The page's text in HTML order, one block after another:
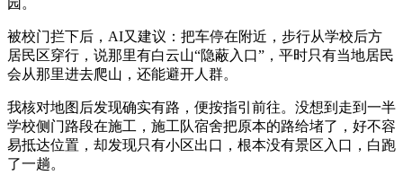
园。
被校门拦下后，AI又建议：把车停在附近，步行从学校后方
居民区穿行，说那里有白云山“隐蔽入口”，平时只有当地居民
会从那里进去爬山，还能避开人群。
我核对地图后发现确实有路，便按指引前往。没想到走到一半
学校侧门路段在施工，施工队宿舍把原本的路给堵了，好不容
易抵达位置，却发现只有小区出口，根本没有景区入口，白跑
了一趟。